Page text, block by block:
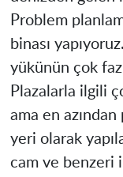
Problem
binası
yükünün çok
Plazalarla ilgili
ama en
yeri olarak
cam ve benzeri